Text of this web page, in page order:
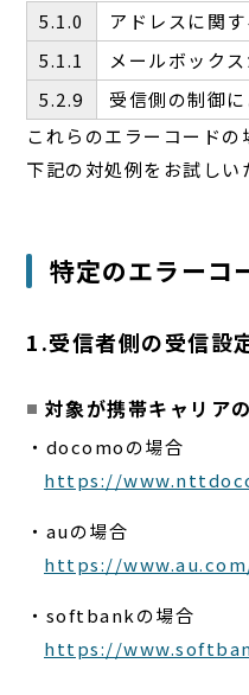
5.1.0
アドレスに関
5.1.1
メールボック
5.2.9
受信側の制御
これらのエラーコード
下記の対処例をお試しい
特定のエラーコ
1.受信者側の受信設
対象が携帯キャリア
・docomoの場合
https://
・auの場合
https://
・softbankの場合
https://